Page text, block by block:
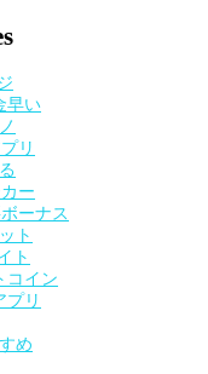
早い
リ
ー
ーナス
ト
ト
コイン
プリ
め